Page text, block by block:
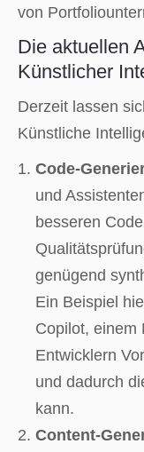
von
Die aktuellen
Künstlicher
Derzeit lassen
Künstliche
Code-
und
besseren
genügend
Ein Beispiel
Copilot, einem
Entwicklern
und dadurch
kann.
Content-